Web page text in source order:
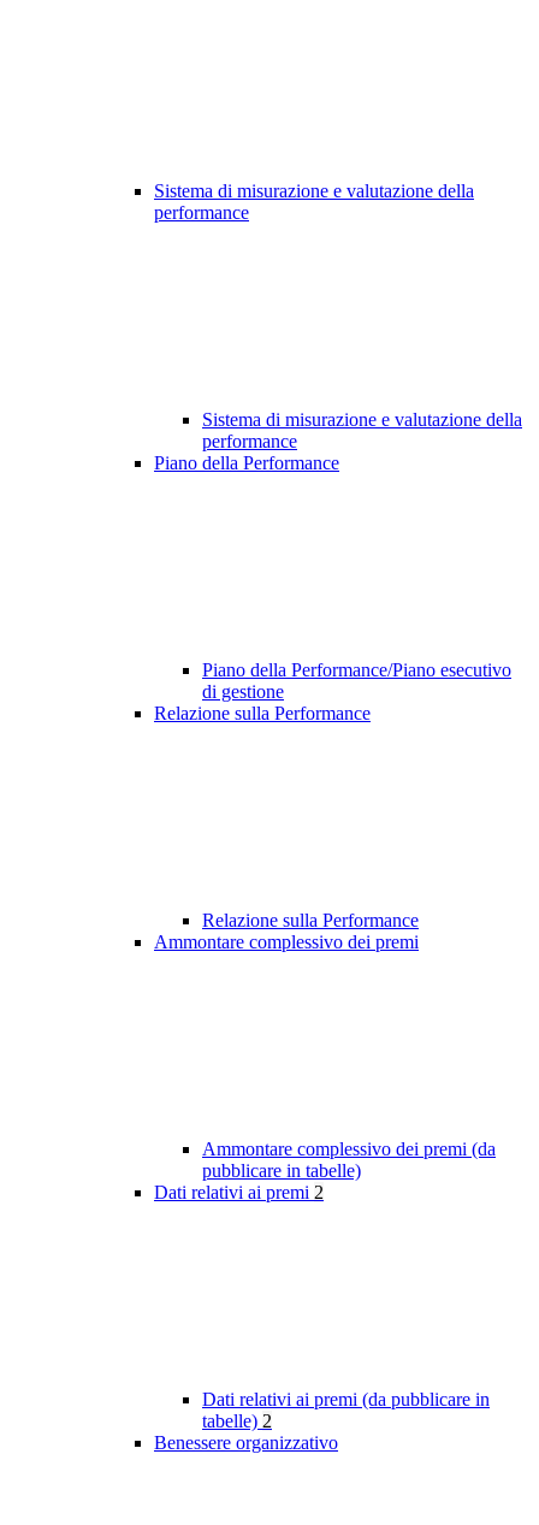
Sistema di misurazione e valutazione della
performance
Sistema di misurazione e valutazione della
performance
Piano della Performance
Piano della Performance/Piano esecutivo
di gestione
Relazione sulla Performance
Relazione sulla Performance
Ammontare complessivo dei premi
Ammontare complessivo dei premi (da
pubblicare in tabelle)
Dati relativi ai premi 2
Dati relativi ai premi (da pubblicare in
tabelle) 2
Benessere organizzativo